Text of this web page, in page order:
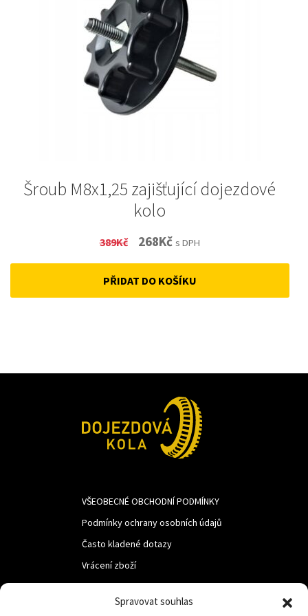
Spravovat souhlas
Šroub M8x1,25 zajišťující dojezdové
kolo
389Kč
Original
price
was:
268KčCurrent
price
is:
s DPH
PŘIDAT DO KOŠÍKU
VŠEOBECNÉ OBCHODNÍ PODMÍNKY
Podmínky ochrany osobních údajů
Často kladené dotazy
Vrácení zboží
LUF s.r.o.